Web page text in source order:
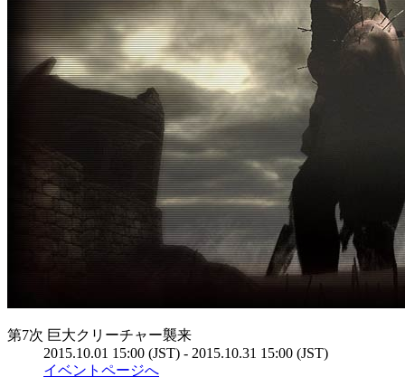
第7次 巨大クリーチャー襲来
2015.10.01 15:00 (JST) - 2015.10.31 15:00 (JST)
イベントページへ